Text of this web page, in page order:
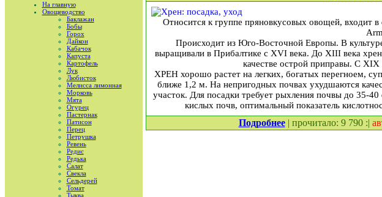
На главную
Овощеводство
Баклажан
Бобы
Горох
Дайкон
Кабачок
Капуста
Картофель
Лук
Любисток
Мелисса лимонная
Морковь
Мята
Огурец
Пастернак
Патисон
Перец
Петрушка
Ревень
Редис
Редька
Салат
Свекла
Сельдерей
Томат
Тыква
Относится к группе пряновкусовых овощей, входит в
Происходит из Юго-Восточной Европы. В
выращивали в Прибалтике с XVI века. До XIII века
качестве острой приправы. С XIX
ХРЕН хорошо растет на легких, богатых перегноем,
ближе 1,2 м. На непригодных почвах ухудшаются
участок. Для посадки требует рыхления почвы до 35-
кислых почв, оптимальный показатель
Подробнее| прочитало: 9 790 :|